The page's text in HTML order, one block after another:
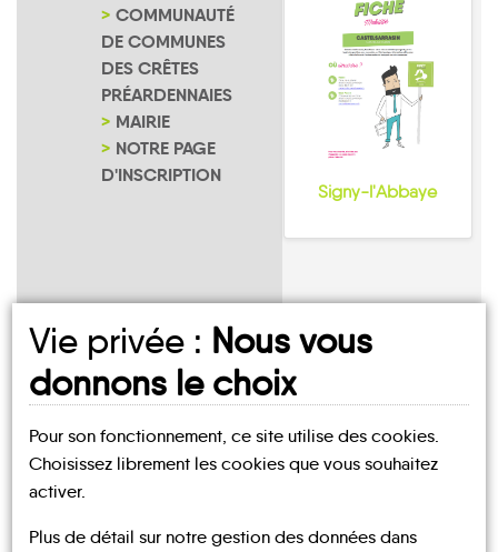
COMMUNAUTÉ
DE COMMUNES
DES CRÊTES
PRÉARDENNAIES
MAIRIE
NOTRE PAGE
D'INSCRIPTION
Signy-l'Abbaye
UN AVIS, UN TÉMOIGNAGE
À PARTAGER ?
Vie privée : Nous vous
donnons le choix
Pour son fonctionnement, ce site utilise des cookies.
Choisissez librement les cookies que vous souhaitez
activer.
Plus de détail sur notre gestion des données dans